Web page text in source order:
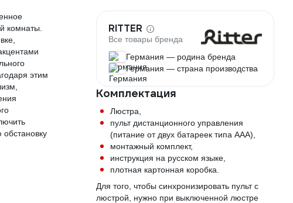
комнаты.
этим
RITTER
Все товары бренда
Германия — родина бренда
Германия — страна производства
Комплектация
Люстра,
пульт дистанционного управления
(питание от двух батареек типа ААА),
монтажный комплект,
инструкция на русском языке,
плотная картонная коробка.
Для того, чтобы синхронизировать пульт с
люстрой, нужно при выключенной люстре